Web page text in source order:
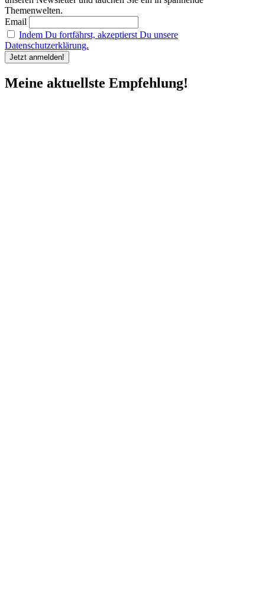
Themenwelten.
Email
Indem Du fortfährst, akzeptierst Du unsere
Datenschutzerklärung.
Meine aktuellste Empfehlung!